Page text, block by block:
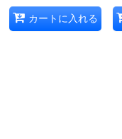
カートに入れる